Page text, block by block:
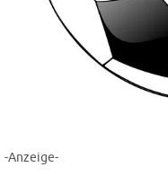
-Anzeige-